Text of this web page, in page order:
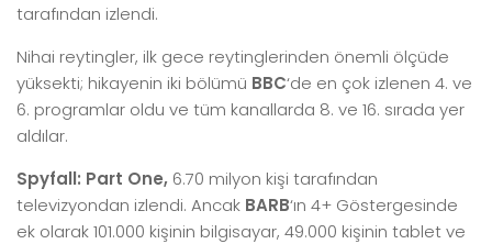
tarafından izlendi.
Nihai reytingler, ilk gece reytinglerinden önemli ölçüde
yüksekti; hikayenin iki bölümü BBC‘de en çok izlenen 4. ve
6. programlar oldu ve tüm kanallarda 8. ve 16. sırada yer
aldılar.
Spyfall: Part One, 6.70 milyon kişi tarafından
televizyondan izlendi. Ancak BARB‘ın 4+ Göstergesinde
ek olarak 101.000 kişinin bilgisayar, 49.000 kişinin tablet ve